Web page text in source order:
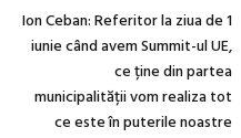
Ion Ceban: Referitor la ziua de 1
iunie când avem Summit-ul UE,
ce ține din partea
municipalității vom realiza tot
ce este în puterile noastre